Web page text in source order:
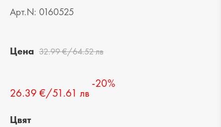
Арт.N: 0160525
Цена 32.99 €/64.52 лв
26.39 €/51.61 лв
-20%
Цвят